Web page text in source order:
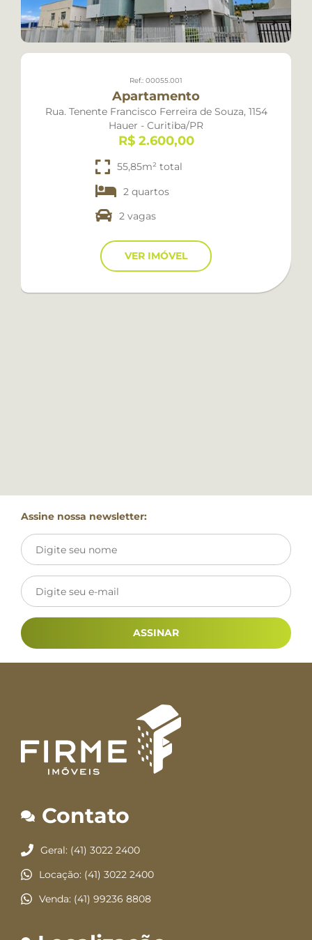
Ref.: 00055.001
Apartamento
Rua. Tenente Francisco Ferreira de Souza, 1154
Hauer - Curitiba/PR
R$ 2.600,00
55,85m² total
2 quartos
2 vagas
VER IMÓVEL
Assine nossa newsletter:
ASSINAR
Contato
Geral: (41) 3022 2400
Locação: (41) 3022 2400
Venda: (41) 99236 8808